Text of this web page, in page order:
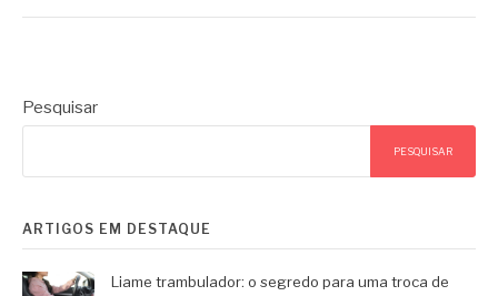
Pesquisar
PESQUISAR
ARTIGOS EM DESTAQUE
Liame trambulador: o segredo para uma troca de